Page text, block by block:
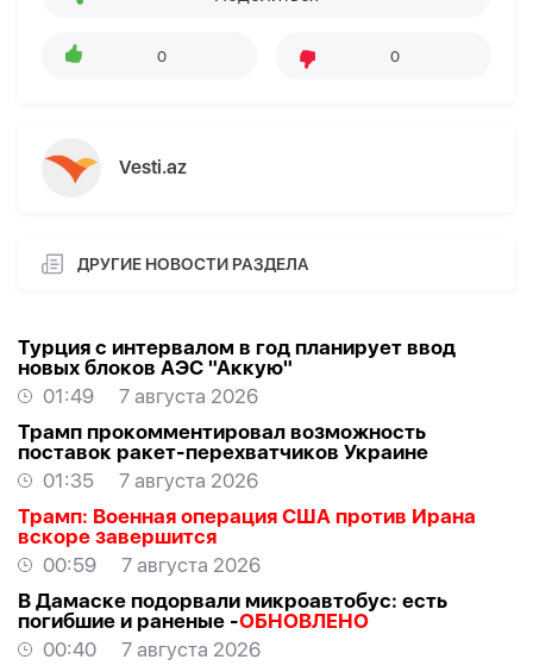
0 0
Vesti.az
ДРУГИЕ НОВОСТИ РАЗДЕЛА
Турция с интервалом в год планирует ввод
новых блоков АЭС "Аккую"
01:49
7 августа 2026
Трамп прокомментировал возможность
поставок ракет-перехватчиков Украине
01:35
7 августа 2026
Трамп: Военная операция США против Ирана
вскоре завершится
00:59
7 августа 2026
В Дамаске подорвали микроавтобус: есть
погибшие и раненые -ОБНОВЛЕНО
00:40
7 августа 2026